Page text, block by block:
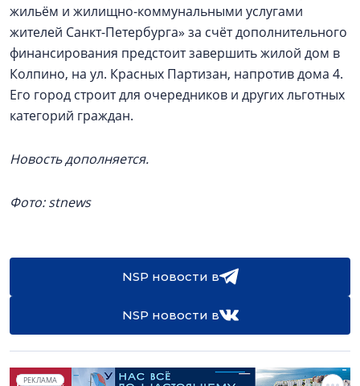
жильём и жилищно-коммунальными услугами
жителей Санкт-Петербурга» за счёт дополнительного
финансирования предстоит завершить жилой дом в
Колпино, на ул. Красных Партизан, напротив дома 4.
Его город строит для очередников и других льготных
категорий граждан.
Новость дополняется.
Фото: stnews
NSP новости в
NSP новости в
РЕКЛАМА